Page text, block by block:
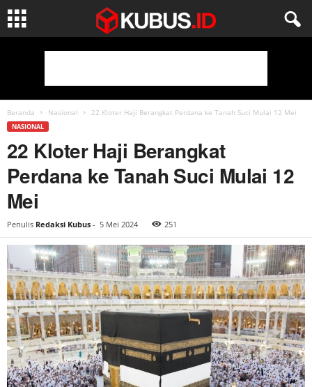
Beranda Nasional 22 Kloter Haji Berangkat Perdana ke Tanah Suci Mulai 12 Mei
NASIONAL
22 Kloter Haji Berangkat
Perdana ke Tanah Suci Mulai 12
Mei
Penulis Redaksi Kubus - 5 Mei 2024 251